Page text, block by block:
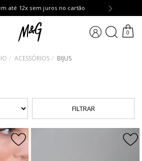
até 12x sem juros no cartão
0
ACESSÓRIOS BIJUS
FILTRAR